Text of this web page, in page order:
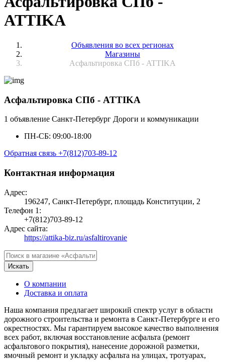
ATTIKA
Объявления во всех регионах
Магазины
Асфальтировка СПб - ATTIKA
Асфальтировка СПб - ATTIKA
1 объявление Санкт-Петербург Дороги и коммуникации
ПН-СБ: 09:00-18:00
Обратная связь +7(812)703-89-12
Контактная информация
Адрес:
196247, Санкт-Петербург, площадь Конституции, 2
Телефон 1:
+7(812)703-89-12
Адрес сайта:
https://attika-biz.ru/asfaltirovanie
Искать
О компании
Доставка и оплата
Наша компания предлагает широкий спектр услуг в области
дорожного строительства и ремонта в Санкт-Петербурге и его
окрестностях. Мы гарантируем высокое качество выполнения
всех работ, включая восстановление асфальта (ремонт
асфальтового покрытия), нанесение дорожной разметки,
ямочный ремонт и укладку асфальта на улицах, тротуарах,